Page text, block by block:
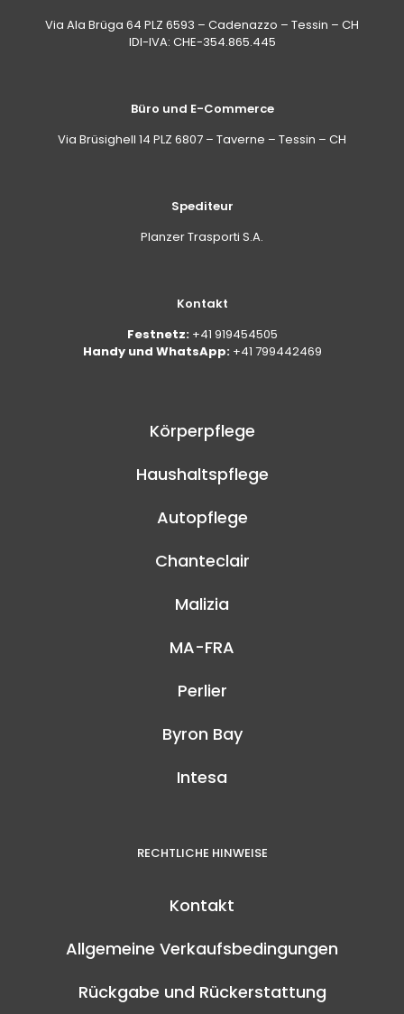
Via Ala Brüga 64 PLZ 6593 – Cadenazzo – Tessin – CH
IDI-IVA: CHE-354.865.445
Büro und E-Commerce
Via Brüsighell 14 PLZ 6807 – Taverne – Tessin – CH
Spediteur
Planzer Trasporti S.A.
Kontakt
Festnetz: +41 919454505
Handy und WhatsApp: +41 799442469
Körperpflege
Haushaltspflege
Autopflege
Chanteclair
Malizia
MA-FRA
Perlier
Byron Bay
Intesa
RECHTLICHE HINWEISE
Kontakt
Allgemeine Verkaufsbedingungen
Rückgabe und Rückerstattung